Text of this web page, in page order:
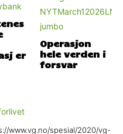
er
Operasjon
hele verden i
forsvar
www.vg.no/spesial/2020/vg-